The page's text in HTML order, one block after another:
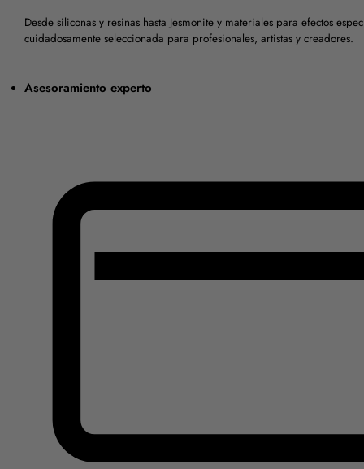
Desde siliconas y resinas hasta Jesmonite y materiales para efectos
cuidadosamente seleccionada para profesionales, artistas y creadores.
Asesoramiento experto